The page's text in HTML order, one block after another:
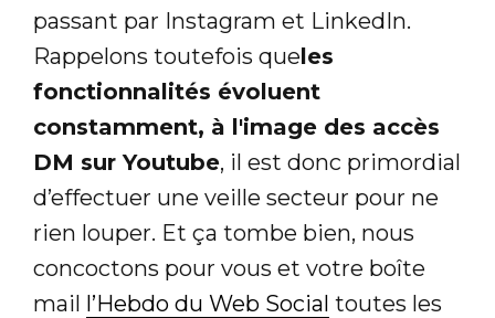
passant par Instagram et LinkedIn.
Rappelons toutefois queles
fonctionnalités évoluent
constamment, à l'image des accès
DM sur Youtube, il est donc primordial
d’effectuer une veille secteur pour ne
rien louper. Et ça tombe bien, nous
concoctons pour vous et votre boîte
mail l’Hebdo du Web Social toutes les